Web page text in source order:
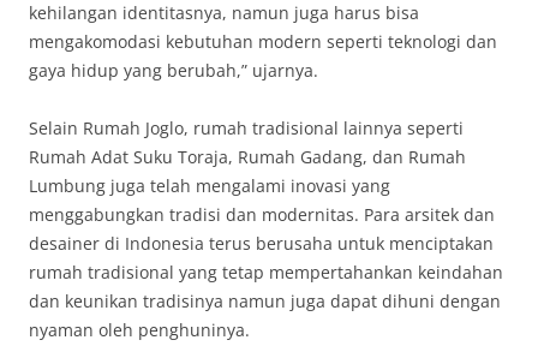
kehilangan identitasnya, namun juga harus bisa
mengakomodasi kebutuhan modern seperti teknologi dan
gaya hidup yang berubah,” ujarnya.
Selain Rumah Joglo, rumah tradisional lainnya seperti
Rumah Adat Suku Toraja, Rumah Gadang, dan Rumah
Lumbung juga telah mengalami inovasi yang
menggabungkan tradisi dan modernitas. Para arsitek dan
desainer di Indonesia terus berusaha untuk menciptakan
rumah tradisional yang tetap mempertahankan keindahan
dan keunikan tradisinya namun juga dapat dihuni dengan
nyaman oleh penghuninya.